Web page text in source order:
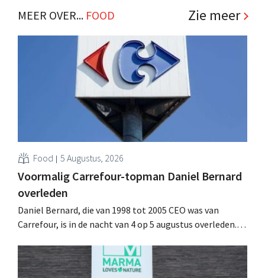
klanten. .
MEER OVER... FOOD Zie meer
Food 5 Augustus, 2026
Voormalig Carrefour-topman Daniel Bernard
overleden
Daniel Bernard, die van 1998 tot 2005 CEO was van
Carrefour, is in de nacht van 4 op 5 augustus overleden.
retailer, realiseerde de fusie met Promodès en nam
toenmalig Belgisch marktleider GB over.